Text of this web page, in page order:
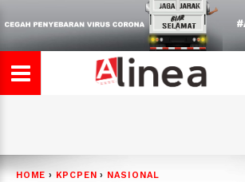
HOME › KPCPEN › NASIONAL